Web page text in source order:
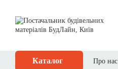
Каталог Про нас